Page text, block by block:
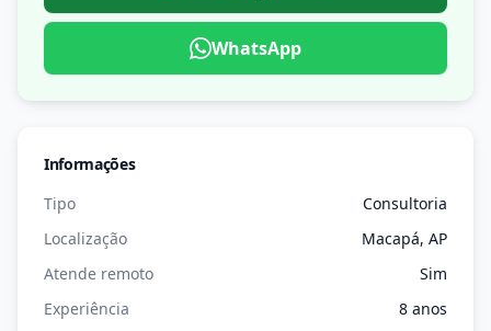
WhatsApp
Informações
Tipo
Consultoria
Localização
Macapá, AP
Atende remoto
Sim
Experiência
8 anos